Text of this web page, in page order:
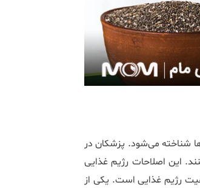
شناخته می‌شود. پزشکان در
این اصلاحات رژیم غذایی
رژیم غذایی است. یکی از